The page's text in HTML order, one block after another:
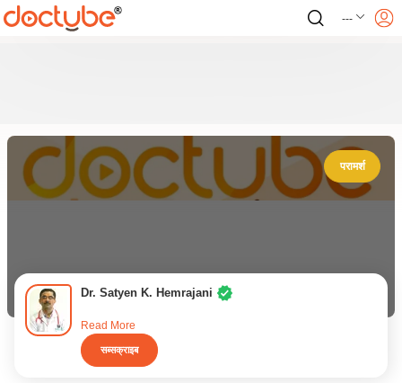
---
परामर्श
Dr. Satyen K. Hemrajani
Read More
सब्सक्राइब